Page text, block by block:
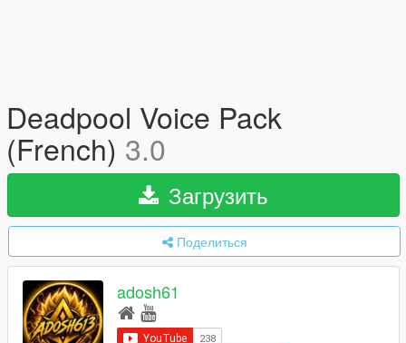
Deadpool Voice Pack
(French) 3.0
Загрузить
Поделиться
adosh61